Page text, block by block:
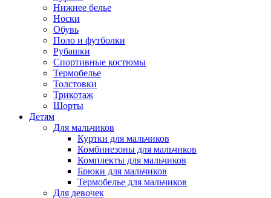
Нижнее белье
Носки
Обувь
Поло и футболки
Рубашки
Спортивные костюмы
Термобелье
Толстовки
Трикотаж
Шорты
Детям
Для мальчиков
Куртки для мальчиков
Комбинезоны для мальчиков
Комплекты для мальчиков
Брюки для мальчиков
Термобелье для мальчиков
Для девочек